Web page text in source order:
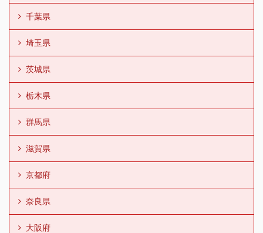
千葉県
埼玉県
茨城県
栃木県
群馬県
滋賀県
京都府
奈良県
大阪府